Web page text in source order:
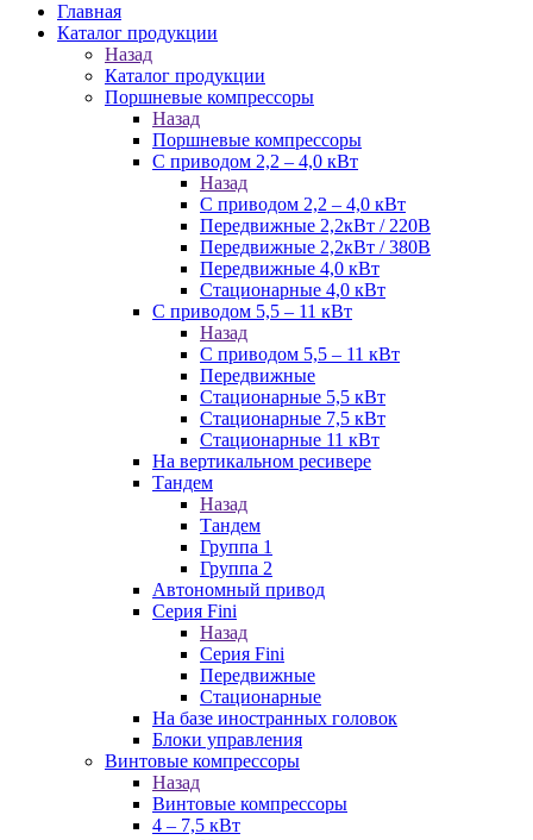
Главная
Каталог продукции
Назад
Каталог продукции
Поршневые компрессоры
Назад
Поршневые компрессоры
С приводом 2,2 – 4,0 кВт
Назад
С приводом 2,2 – 4,0 кВт
Передвижные 2,2кВт / 220В
Передвижные 2,2кВт / 380В
Передвижные 4,0 кВт
Стационарные 4,0 кВт
С приводом 5,5 – 11 кВт
Назад
С приводом 5,5 – 11 кВт
Передвижные
Стационарные 5,5 кВт
Стационарные 7,5 кВт
Стационарные 11 кВт
На вертикальном ресивере
Тандем
Назад
Тандем
Группа 1
Группа 2
Автономный привод
Серия Fini
Назад
Серия Fini
Передвижные
Стационарные
На базе иностранных головок
Блоки управления
Винтовые компрессоры
Назад
Винтовые компрессоры
4 – 7,5 кВт